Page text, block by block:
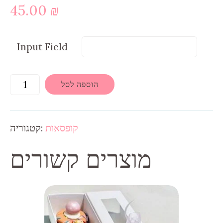
45.00 ₪
Input Field
הוספה לסל
קטגוריה: קופסאות
מוצרים קשורים